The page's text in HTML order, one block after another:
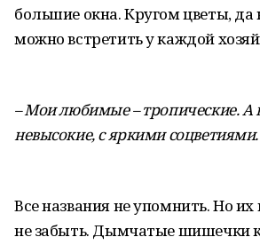
большие окна. Кругом цветы, да
можно встретить у каждой
– Мои любимые – тропические. А
невысокие, с яркими соцветиями.
Все названия не упомнить. Но их
не забыть. Дымчатые шишечки